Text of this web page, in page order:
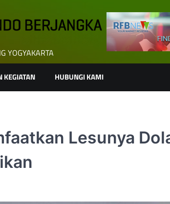
YOGYAKARTA
KEGIATAN HUBUNGI KAMI
Lesunya